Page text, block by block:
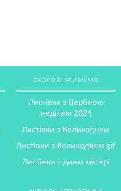
СКОРО ВІТАТИМЕМО
Листівки з Вербною
неділею 2024
Листівки з Великоднем
Листівки з Великоднем gif
Листівки з днем матері